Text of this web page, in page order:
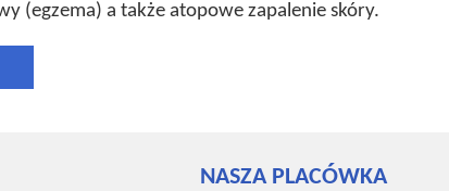
(egzema) a także atopowe zapalenie skóry.
NASZA PLACÓWKA